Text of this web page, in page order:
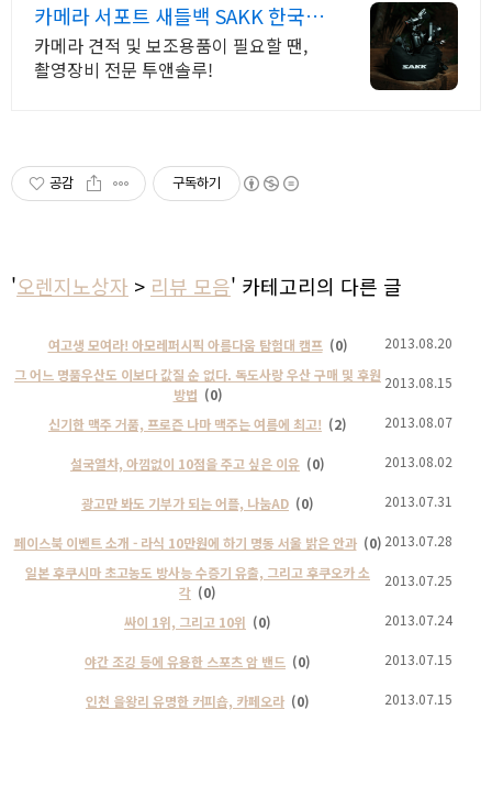
카메라 서포트 새들백 SAKK 한국
온라인스토어
카메라 견적 및 보조용품이 필요할 땐,
촬영장비 전문 투앤솔루!
공감 구독하기
'오렌지노상자 > 리뷰 모음' 카테고리의 다른 글
여고생 모여라! 아모레퍼시픽 아름다움 탐험대 캠프 (0)
2013.08.20
그 어느 명품우산도 이보다 값질 순 없다. 독도사랑 우산 구매 및 후원
방법 (0)
2013.08.15
신기한 맥주 거품, 프로즌 나마 맥주는 여름에 최고! (2) 2013.08.07
설국열차, 아낌없이 10점을 주고 싶은 이유 (0) 2013.08.02
광고만 봐도 기부가 되는 어플, 나눔AD (0) 2013.07.31
페이스북 이벤트 소개 - 라식 10만원에 하기 명동 서울 밝은 안과 (0) 2013.07.28
일본 후쿠시마 초고농도 방사능 수증기 유출, 그리고 후쿠오카 소
각 (0)
2013.07.25
싸이 1위, 그리고 10위 (0) 2013.07.24
야간 조깅 등에 유용한 스포츠 암 밴드 (0) 2013.07.15
인천 을왕리 유명한 커피숍, 카페오라 (0) 2013.07.15